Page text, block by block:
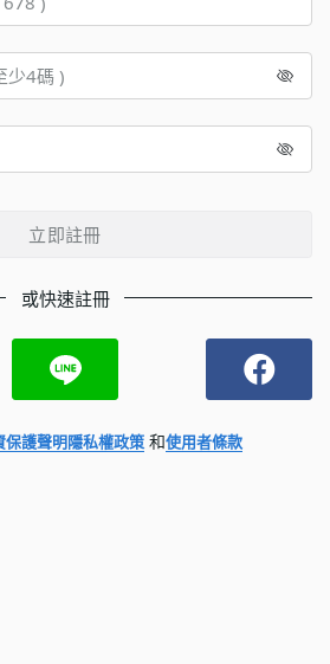
立即註冊
或快速註冊
保護聲明隱私權政策 和使用者條款